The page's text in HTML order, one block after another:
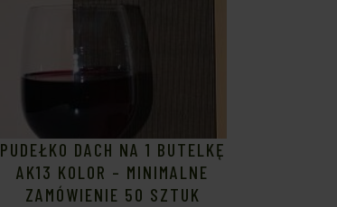
PUDEŁKO DACH NA 1 BUTELKĘ
AK13 KOLOR – MINIMALNE
ZAMÓWIENIE 50 SZTUK